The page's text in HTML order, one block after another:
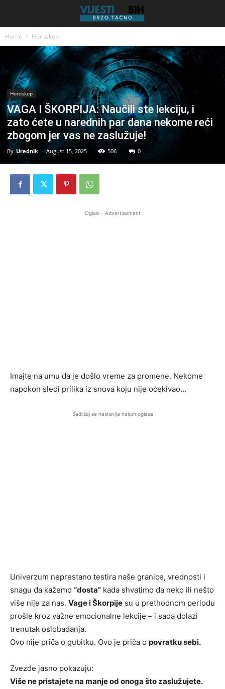
Home Horoskop
Horoskop
VAGA I ŠKORPIJA: Naučili ste lekciju, i
zato ćete u narednih par dana nekome reći
zbogom jer vas ne zaslužuje!
By Urednik - August 15, 2025 506 0
Oglasi - Advertisement
Imajte na umu da je došlo vreme za promene. Nekome
napokon sledi prilika iz snova koju nije očekivao…
Sadržaj se nastavlja nakon oglasa
Univerzum neprestano testira naše granice, vrednosti i
snagu da kažemo “dosta” kada shvatimo da neko ili nešto
više nije za nas. Vage i Škorpije su u prethodnom periodu
prošle kroz važne emocionalne lekcije – i sada dolazi
trenutak oslobađanja.
Ovo nije priča o gubitku. Ovo je priča o povratku sebi.
Zvezde jasno pokazuju:
Više ne pristajete na manje od onoga što zaslužujete.